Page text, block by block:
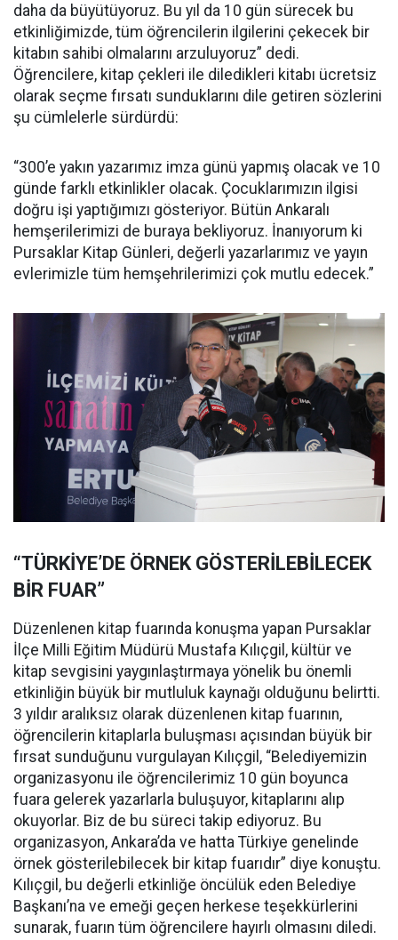
daha da büyütüyoruz. Bu yıl da 10 gün sürecek bu
etkinliğimizde, tüm öğrencilerin ilgilerini çekecek bir
kitabın sahibi olmalarını arzuluyoruz” dedi.
Öğrencilere, kitap çekleri ile diledikleri kitabı ücretsiz
olarak seçme fırsatı sunduklarını dile getiren sözlerini
şu cümlelerle sürdürdü:
“300’e yakın yazarımız imza günü yapmış olacak ve 10
günde farklı etkinlikler olacak. Çocuklarımızın ilgisi
doğru işi yaptığımızı gösteriyor. Bütün Ankaralı
hemşerilerimizi de buraya bekliyoruz. İnanıyorum ki
Pursaklar Kitap Günleri, değerli yazarlarımız ve yayın
evlerimizle tüm hemşehrilerimizi çok mutlu edecek.”
“TÜRKİYE’DE ÖRNEK GÖSTERİLEBİLECEK
BİR FUAR”
Düzenlenen kitap fuarında konuşma yapan Pursaklar
İlçe Milli Eğitim Müdürü Mustafa Kılıçgil, kültür ve
kitap sevgisini yaygınlaştırmaya yönelik bu önemli
etkinliğin büyük bir mutluluk kaynağı olduğunu belirtti.
3 yıldır aralıksız olarak düzenlenen kitap fuarının,
öğrencilerin kitaplarla buluşması açısından büyük bir
fırsat sunduğunu vurgulayan Kılıçgil, “Belediyemizin
organizasyonu ile öğrencilerimiz 10 gün boyunca
fuara gelerek yazarlarla buluşuyor, kitaplarını alıp
okuyorlar. Biz de bu süreci takip ediyoruz. Bu
organizasyon, Ankara’da ve hatta Türkiye genelinde
örnek gösterilebilecek bir kitap fuarıdır” diye konuştu.
Kılıçgil, bu değerli etkinliğe öncülük eden Belediye
Başkanı’na ve emeği geçen herkese teşekkürlerini
sunarak, fuarın tüm öğrencilere hayırlı olmasını diledi.